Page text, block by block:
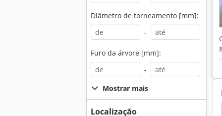
Diâmetro de torneamento [mm]:
-
Furo da árvore [mm]:
-
Mostrar mais
Localização
Emco Star Colchester Bantam